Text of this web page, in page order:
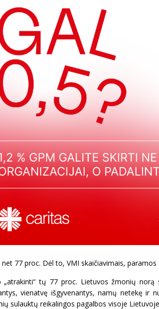
77 proc. Dėl to, VMI skaičiavimais,
„atrakinti“ tų 77 proc. Lietuvos žmonių
vienatvę išgyvenantys, namų netekę ir
sulauktų reikalingos pagalbos visoje